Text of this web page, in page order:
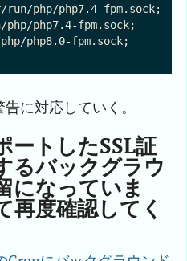
run/php/php7.4-fpm.sock;
php/php7.4-fpm.sock;
php8.0-fpm.sock;
に対応していく。
ートしたSSL証
るバックグラウ
になっていま
再度確認してく